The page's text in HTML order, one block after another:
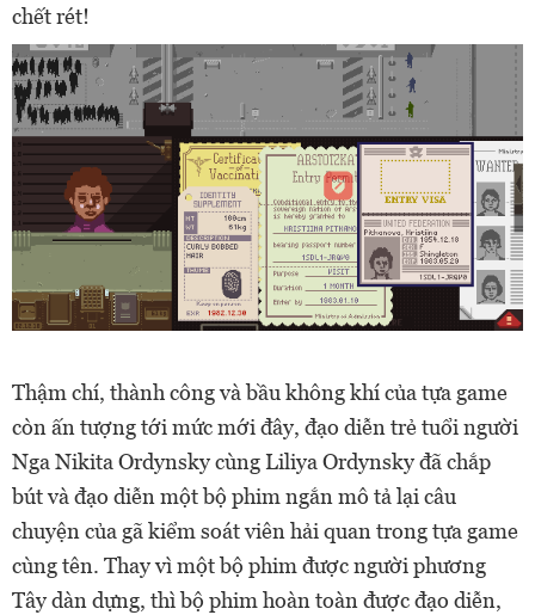
chết rét!
Thậm chí, thành công và bầu không khí của tựa game
còn ấn tượng tới mức mới đây, đạo diễn trẻ tuổi người
Nga Nikita Ordynsky cùng Liliya Ordynsky đã chắp
bút và đạo diễn một bộ phim ngắn mô tả lại câu
chuyện của gã kiểm soát viên hải quan trong tựa game
cùng tên. Thay vì một bộ phim được người phương
Tây dàn dựng, thì bộ phim hoàn toàn được đạo diễn,